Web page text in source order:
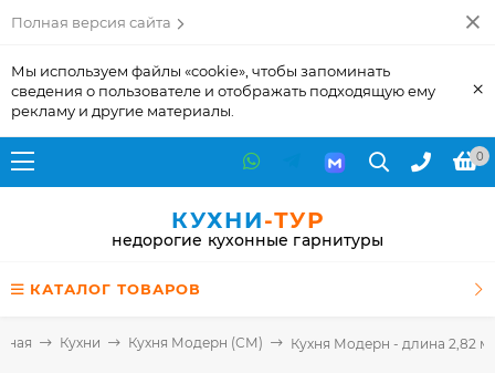
Полная версия сайта
Мы используем файлы «cookie», чтобы запоминать
сведения о пользователе и отображать подходящую ему
рекламу и другие материалы.
×
0
КУХНИ-ТУР
недорогие кухонные гарнитуры
КАТАЛОГ ТОВАРОВ
Кухни Кухня Модерн (СМ) Кухня Модерн - длина 2,82 м